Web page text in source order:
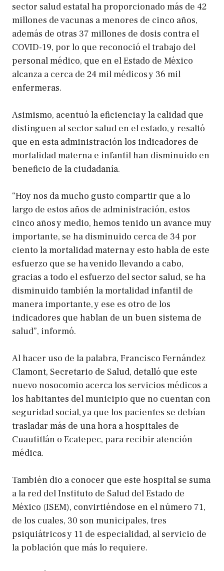
sector salud estatal ha proporcionado más de 42
millones de vacunas a menores de cinco años,
además de otras 37 millones de dosis contra el
COVID-19, por lo que reconoció el trabajo del
personal médico, que en el Estado de México
alcanza a cerca de 24 mil médicos y 36 mil
enfermeras.
Asimismo, acentuó la eficiencia y la calidad que
distinguen al sector salud en el estado, y resaltó
que en esta administración los indicadores de
mortalidad materna e infantil han disminuido en
beneficio de la ciudadanía.
“Hoy nos da mucho gusto compartir que a lo
largo de estos años de administración, estos
cinco años y medio, hemos tenido un avance muy
importante, se ha disminuido cerca de 34 por
ciento la mortalidad materna y esto habla de este
esfuerzo que se ha venido llevando a cabo,
gracias a todo el esfuerzo del sector salud, se ha
disminuido también la mortalidad infantil de
manera importante, y ese es otro de los
indicadores que hablan de un buen sistema de
salud”, informó.
Al hacer uso de la palabra, Francisco Fernández
Clamont, Secretario de Salud, detalló que este
nuevo nosocomio acerca los servicios médicos a
los habitantes del municipio que no cuentan con
seguridad social, ya que los pacientes se debían
trasladar más de una hora a hospitales de
Cuautitlán o Ecatepec, para recibir atención
médica.
También dio a conocer que este hospital se suma
a la red del Instituto de Salud del Estado de
México (ISEM), convirtiéndose en el número 71,
de los cuales, 30 son municipales, tres
psiquiátricos y 11 de especialidad, al servicio de
la población que más lo requiere.